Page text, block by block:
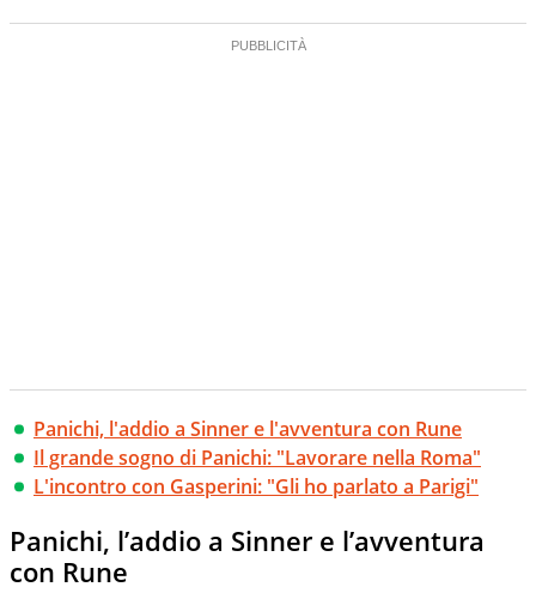
Panichi, l'addio a Sinner e l'avventura con Rune
Il grande sogno di Panichi: "Lavorare nella Roma"
L'incontro con Gasperini: "Gli ho parlato a Parigi"
Panichi, l’addio a Sinner e l’avventura
con Rune